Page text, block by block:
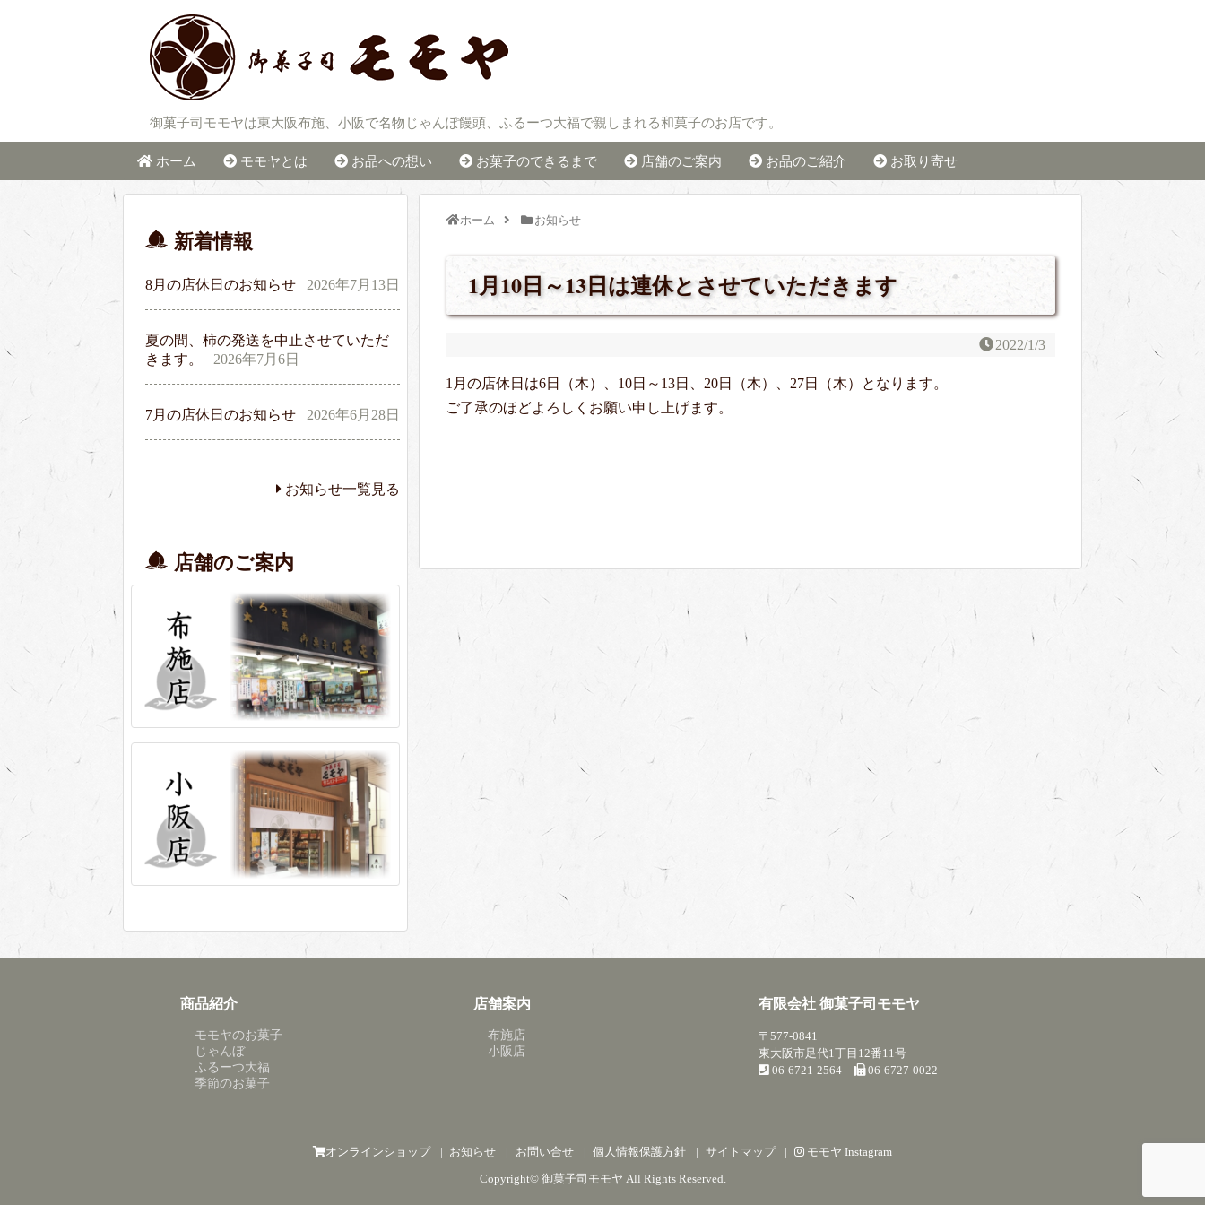
御菓子司モモヤは東大阪布施、小阪で名物じゃんぽ饅頭、ふるーつ大福で親しまれる和菓子のお店です。
ホーム モモヤとは お品への想い お菓子のできるまで 店舗のご案内 お品のご紹介 お取り寄せ
ホーム お知らせ
1月10日～13日は連休とさせていただきます
2022/1/3
1月の店休日は6日（木）、10日～13日、20日（木）、27日（木）となります。
ご了承のほどよろしくお願い申し上げます。
新着情報
8月の店休日のお知らせ 2026年7月13日
夏の間、柿の発送を中止させていただ
きます。
2026年7月6日
7月の店休日のお知らせ 2026年6月28日
お知らせ一覧見る
店舗のご案内
商品紹介
モモヤのお菓子
じゃんぼ
ふるーつ大福
季節のお菓子
店舗案内
布施店
小阪店
有限会社 御菓子司モモヤ
〒577-0841
東大阪市足代1丁目12番11号
06-6721-2564
06-6727-0022
オンラインショップ お知らせ お問い合せ 個人情報保護方針 サイトマップ モモヤ Instagram
Copyright© 御菓子司モモヤ All Rights Reserved.